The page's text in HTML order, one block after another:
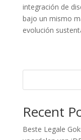
integración de
bajo un mismo
evolución
Recent
Beste Legale